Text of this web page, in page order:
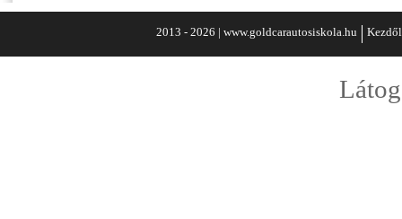
2013 - 2026 | www.goldcarautosiskola.hu